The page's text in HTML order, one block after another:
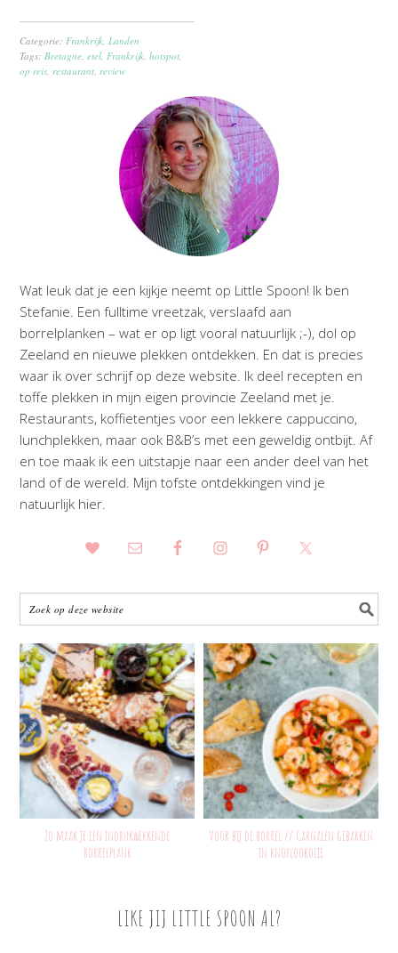
Categorie:Frankrijk,Landen
Tags:Bretagne,etel,Frankrijk,hotspot,
op reis,restaurant,review
Wat leuk dat je een kijkje neemt op Little Spoon! Ik ben
Stefanie. Een fulltime vreetzak, verslaafd aan
borrelplanken – wat er op ligt vooral natuurlijk ;-), dol op
Zeeland en nieuwe plekken ontdekken. En dat is precies
waar ik over schrijf op deze website. Ik deel recepten en
toffe plekken in mijn eigen provincie Zeeland met je.
Restaurants, koffietentjes voor een lekkere cappuccino,
lunchplekken, maar ook B&B’s met een geweldig ontbijt. Af
en toe maak ik een uitstapje naar een ander deel van het
land of de wereld. Mijn tofste ontdekkingen vind je
natuurlijk hier.
Zo maak je een indrukwekkende
borrelplank
Voor bij de borrel // Garnalen gebakken
in knoflookolie
LIKE JIJ LITTLE SPOON AL?